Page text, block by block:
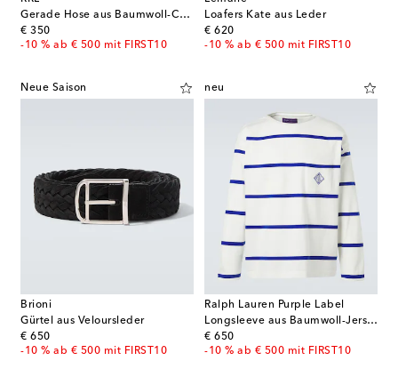
Gerade Hose aus Baumwoll-Canvas
€ 350
original price
-10 % ab € 500 mit FIRST10
Loafers Kate aus Leder
€ 620
original price
-10 % ab € 500 mit FIRST10
Neue Saison
Brioni
Gürtel aus Veloursleder
€ 650
original price
-10 % ab € 500 mit FIRST10
neu
Ralph Lauren Purple Label
Longsleeve aus Baumwoll-Jersey
€ 650
original price
-10 % ab € 500 mit FIRST10